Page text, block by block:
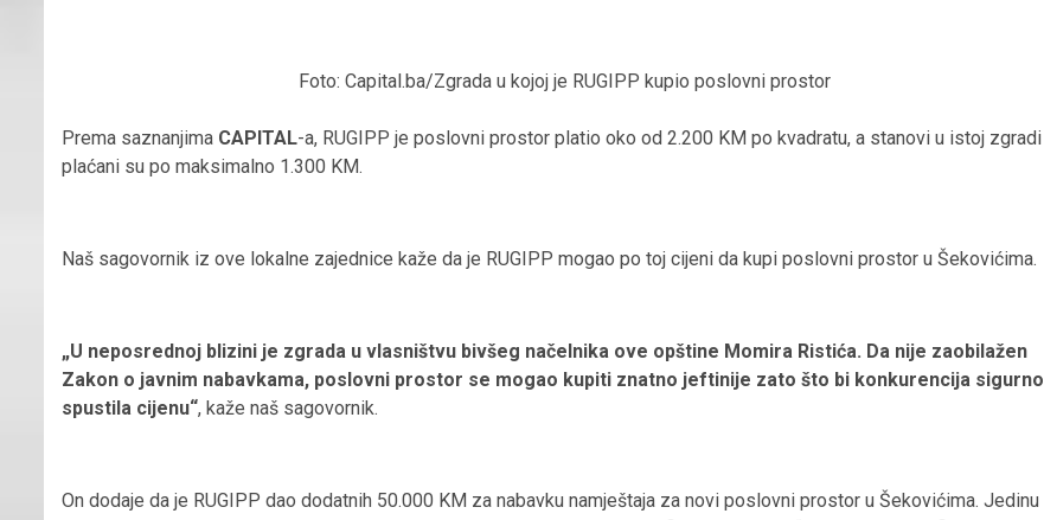
Foto: Capital.ba/Zgrada u kojoj je RUGIPP kupio poslovni prostor
Prema saznanjima CAPITAL-a, RUGIPP je poslovni prostor platio oko od 2.200 KM po kvadratu, a stanovi u istoj zgradi
plaćani su po maksimalno 1.300 KM.
Naš sagovornik iz ove lokalne zajednice kaže da je RUGIPP mogao po toj cijeni da kupi poslovni prostor u Šekovićima.
„U neposrednoj blizini je zgrada u vlasništvu bivšeg načelnika ove opštine Momira Ristića. Da nije zaobilažen
Zakon o javnim nabavkama, poslovni prostor se mogao kupiti znatno jeftinije zato što bi konkurencija sigurno
spustila cijenu“, kaže naš sagovornik.
On dodaje da je RUGIPP dao dodatnih 50.000 KM za nabavku namještaja za novi poslovni prostor u Šekovićima. Jedinu